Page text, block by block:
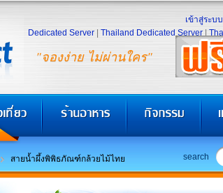
"จองง่าย ไม่ผ่านใคร"
เข้าสู่ระบบ
Dedicated Server
Thailand Dedicated Server
สายน้ำผึ้งพิพิธภัณฑ์กล้วยไม้ไทย search